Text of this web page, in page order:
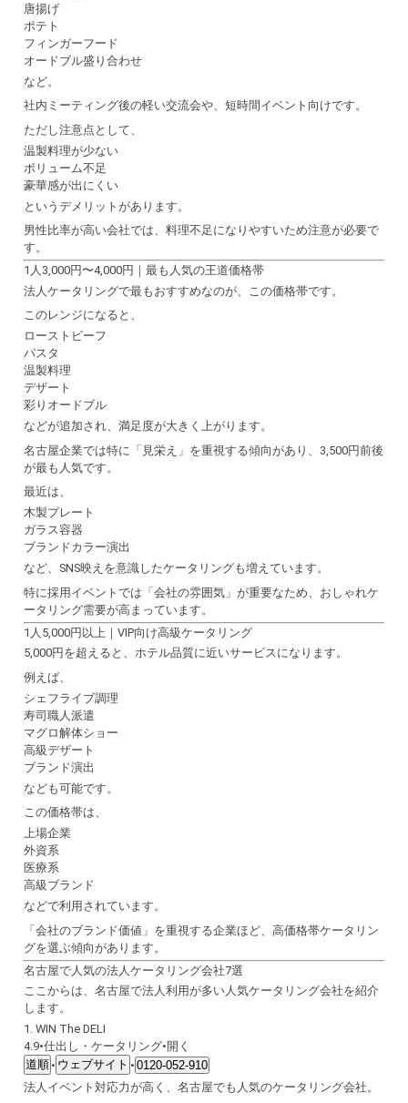
唐揚げ
ポテト
フィンガーフード
オードブル盛り合わせ
など。
社内ミーティング後の軽い交流会や、短時間イベント向けです。
ただし注意点として、
温製料理が少ない
ボリューム不足
豪華感が出にくい
というデメリットがあります。
男性比率が高い会社では、料理不足になりやすいため注意が必要で
す。
1人3,000円〜4,000円｜最も人気の王道価格帯
法人ケータリングで最もおすすめなのが、この価格帯です。
このレンジになると、
ローストビーフ
パスタ
温製料理
デザート
彩りオードブル
などが追加され、満足度が大きく上がります。
名古屋企業では特に「見栄え」を重視する傾向があり、3,500円前後
が最も人気です。
最近は、
木製プレート
ガラス容器
ブランドカラー演出
など、SNS映えを意識したケータリングも増えています。
特に採用イベントでは「会社の雰囲気」が重要なため、おしゃれケ
ータリング需要が高まっています。
1人5,000円以上｜VIP向け高級ケータリング
5,000円を超えると、ホテル品質に近いサービスになります。
例えば、
シェフライブ調理
寿司職人派遣
マグロ解体ショー
高級デザート
ブランド演出
なども可能です。
この価格帯は、
上場企業
外資系
医療系
高級ブランド
などで利用されています。
「会社のブランド価値」を重視する企業ほど、高価格帯ケータリン
グを選ぶ傾向があります。
名古屋で人気の法人ケータリング会社7選
ここからは、名古屋で法人利用が多い人気ケータリング会社を紹介
します。
1.WIN The DELI
4.9•仕出し・ケータリング•開く
道順 • ウェブサイト • 0120-052-910
法人イベント対応力が高く、名古屋でも人気のケータリング会社。